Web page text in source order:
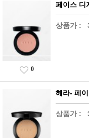
페이스 디
상품가 :
0
헤라- 페
상품가 :